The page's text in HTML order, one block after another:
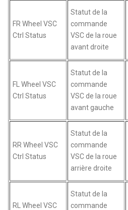
FR Wheel VSC
Ctrl Status
Statut de la
commande
VSC de la roue
avant droite
FL Wheel VSC
Ctrl Status
Statut de la
commande
VSC de la roue
avant gauche
RR Wheel VSC
Ctrl Status
Statut de la
commande
VSC de la roue
arrière droite
RL Wheel VSC
Statut de la
commande